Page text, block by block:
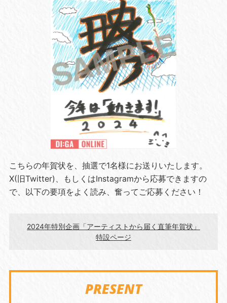
こちらの年賀状を、抽選で1名様にお送りいたします。
X(旧Twitter)、もしくはInstagramから応募できますの
で、以下の要項をよく読み、奮ってご応募ください！
2024年特別企画「アーティストから届く直筆年賀状」
特設ページ
PRESENT